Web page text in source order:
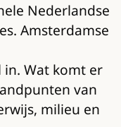
Nederlandse
Amsterdamse
in. Wat komt er
van
milieu en